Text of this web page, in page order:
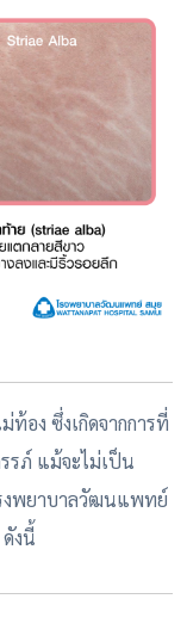
อง ซึ่งเกิดจากการที่
รภ์ แม้จะไม่เป็น
งพยาบาลวัฒนแพทย์
งนี้